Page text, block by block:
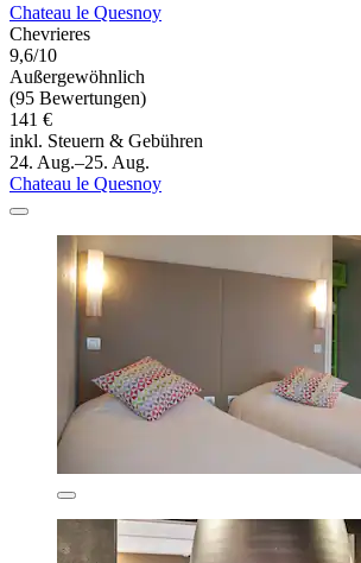
Chateau le Quesnoy
Chevrieres
9,6/10
Außergewöhnlich
(95 Bewertungen)
141 €
inkl. Steuern & Gebühren
24. Aug.–25. Aug.
Chateau le Quesnoy